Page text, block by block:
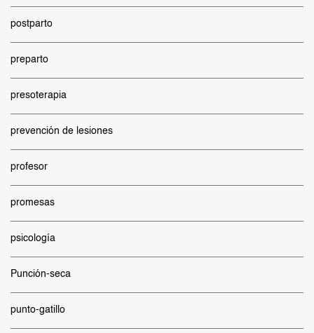
postparto
preparto
presoterapia
prevención de lesiones
profesor
promesas
psicología
Punción-seca
punto-gatillo